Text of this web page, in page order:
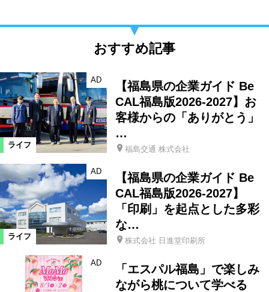
おすすめ記事
ライフ
AD
【福島県の企業ガイド Be
CAL福島版2026-2027】お
客様からの「ありがとう」
…
福島交通 株式会社
ライフ
AD
【福島県の企業ガイド Be
CAL福島版2026-2027】
「印刷」を起点とした多彩
な…
株式会社 日進堂印刷所
AD
「エスパル福島」で楽しみ
ながら桃について学べる